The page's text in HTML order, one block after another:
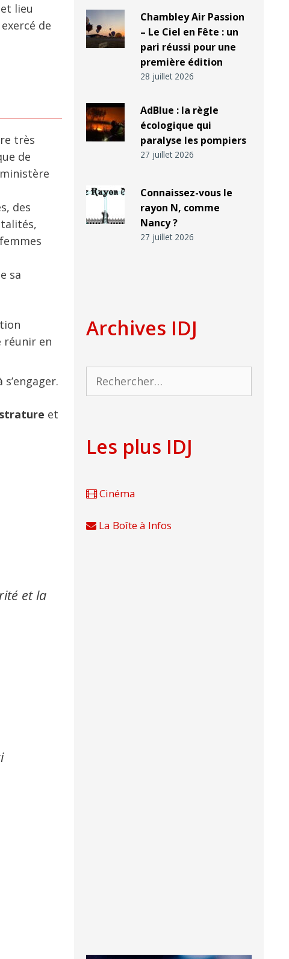
lieu
de
très
de
des
sa
réunir en
et
et la
Chambley Air Passion
– Le Ciel en Fête : un
pari réussi pour une
première édition
28 juillet 2026
AdBlue : la règle
écologique qui
paralyse les pompiers
27 juillet 2026
Connaissez-vous le
rayon N, comme
Nancy ?
27 juillet 2026
Archives IDJ
Rechercher :
Les plus IDJ
Cinéma
La Boîte à Infos